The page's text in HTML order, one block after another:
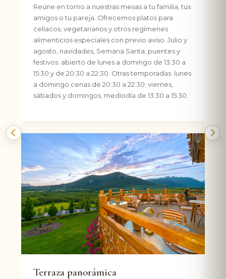
Reúne en torno a nuestras mesas a tu familia, tus
amigos o tu pareja. Ofrecemos platos para
celíacos, vegetarianos y otros regímenes
alimenticios especiales con previo aviso. Julio y
agosto, navidades, Semana Santa, puentes y
festivos: abierto de lunes a domingo de 13:30 a
15:30 y de 20:30 a 22:30. Otras temporadas: lunes
a domingo cenas de 20:30 a 22:30; viernes,
sábados y domingos, mediodía de 13:30 a 15:30.
Terraza panorámica
Anterior